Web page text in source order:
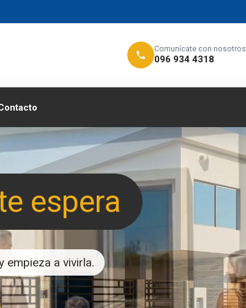
Comunícate con nosotros
096 934 4318
espera
empieza a vivirla.